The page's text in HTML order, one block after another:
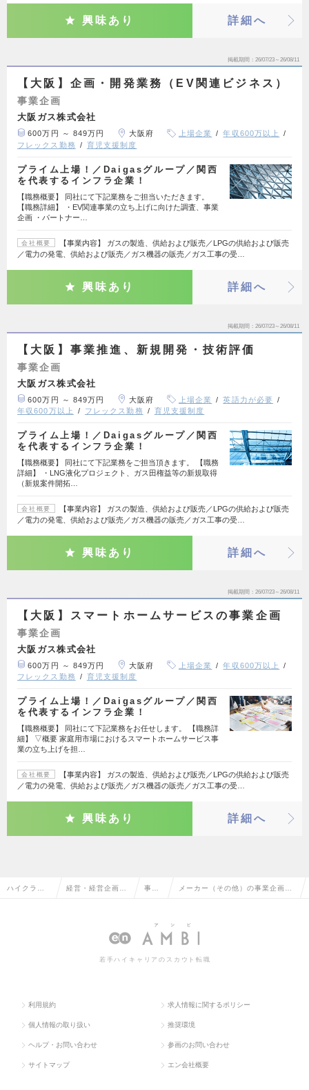
興味あり 詳細へ
掲載期間 26/07/23～26/08/11
【大阪】企画・開発業務（EV関連ビジネス）
事業企画
大阪ガス株式会社
600万円 ～ 849万円 大阪府 上場企業
年収600万以上
フレックス勤務
育児支援制度
プライム上場！／Daigasグループ／関西
を代表するインフラ企業！
【職務概要】 同社にて下記業務をご担当いただきます。
【職務詳細】 ・EV関連事業の立ち上げに向けた調査、事業
企画 ・パートナー…
会社概要
【事業内容】 ガスの製造、供給および販売／LPGの供給および販売
／電力の発電、供給および販売／ガス機器の販売／ガス工事の受…
興味あり 詳細へ
掲載期間 26/07/23～26/08/11
【大阪】事業推進、新規開発・技術評価
事業企画
大阪ガス株式会社
600万円 ～ 849万円 大阪府 上場企業
英語力が必要
年収600万以上
フレックス勤務 育児支援制度
プライム上場！／Daigasグループ／関西
を代表するインフラ企業！
【職務概要】 同社にて下記業務をご担当頂きます。 【職務
詳細】 ・LNG液化プロジェクト、ガス田権益等の新規取得
（新規案件開拓…
会社概要
【事業内容】 ガスの製造、供給および販売／LPGの供給および販売
／電力の発電、供給および販売／ガス機器の販売／ガス工事の受…
興味あり 詳細へ
掲載期間 26/07/23～26/08/11
【大阪】スマートホームサービスの事業企画
事業企画
大阪ガス株式会社
600万円 ～ 849万円 大阪府 上場企業
年収600万以上
フレックス勤務
育児支援制度
プライム上場！／Daigasグループ／関西
を代表するインフラ企業！
【職務概要】 同社にて下記業務をお任せします。 【職務詳
細】 ▽概要 家庭用市場におけるスマートホームサービス事
業の立ち上げを担…
会社概要
【事業内容】 ガスの製造、供給および販売／LPGの供給および販売
／電力の発電、供給および販売／ガス機器の販売／ガス工事の受…
興味あり 詳細へ
ハイクラス 経営・経営企画・ 事業 メーカー（その他）の事業企画の
若手ハイキャリアのスカウト転職
利用規約 求人情報に関するポリシー
個人情報の取り扱い 推奨環境
ヘルプ・お問い合わせ 参画のお問い合わせ
サイトマップ エン会社概要